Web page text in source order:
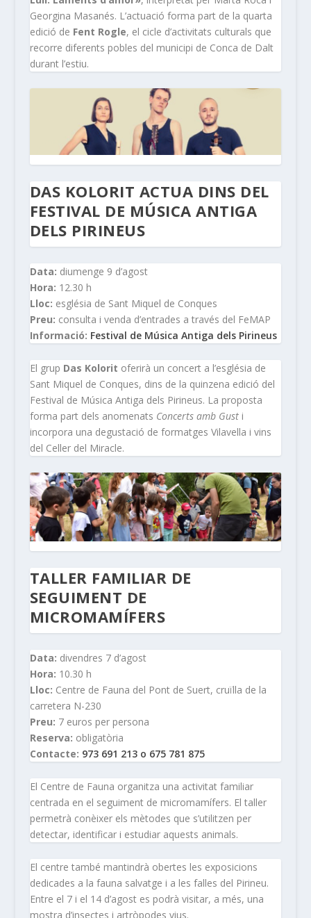
Georgina Masanés. L’actuació forma part de la quarta
edició de Fent Rogle, el cicle d’activitats culturals que
recorre diferents pobles del municipi de Conca de Dalt
durant l’estiu.
DAS KOLORIT ACTUA DINS DEL
FESTIVAL DE MÚSICA ANTIGA
DELS PIRINEUS
Data: diumenge 9 d’agost
Hora: 12.30 h
Lloc: església de Sant Miquel de Conques
Preu: consulta i venda d’entrades a través del FeMAP
Informació: Festival de Música Antiga dels Pirineus
El grup Das Kolorit oferirà un concert a l’església de
Sant Miquel de Conques, dins de la quinzena edició del
Festival de Música Antiga dels Pirineus. La proposta
forma part dels anomenats Concerts amb Gusti
incorpora una degustació de formatges Vilavella i vins
del Celler del Miracle.
TALLER FAMILIAR DE
SEGUIMENT DE
MICROMAMÍFERS
Data: divendres 7 d’agost
Hora: 10.30 h
Lloc: Centre de Fauna del Pont de Suert, cruïlla de la
carretera N-230
Preu: 7 euros per persona
Reserva: obligatòria
Contacte: 973 691 213 o 675 781 875
El Centre de Fauna organitza una activitat familiar
centrada en el seguiment de micromamífers. El taller
permetrà conèixer els mètodes que s’utilitzen per
detectar, identificar i estudiar aquests animals.
El centre també mantindrà obertes les exposicions
dedicades a la fauna salvatge i a les falles del Pirineu.
Entre el 7 i el 14 d’agost es podrà visitar, a més, una
mostra d’insectes i artròpodes vius.